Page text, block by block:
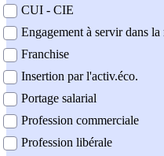
CUI - CIE
Engagement à servir dans la
Franchise
Insertion par l'activ.éco.
Portage salarial
Profession commerciale
Profession libérale